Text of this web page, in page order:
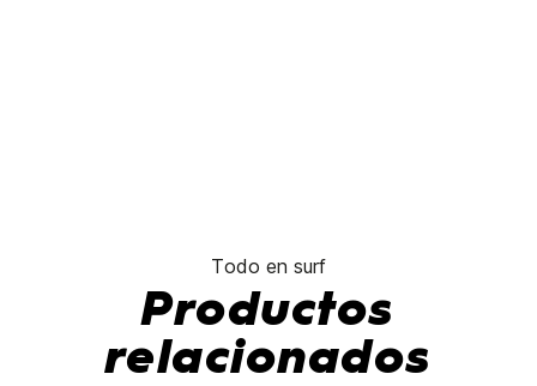
Todo en surf
Productos
relacionados